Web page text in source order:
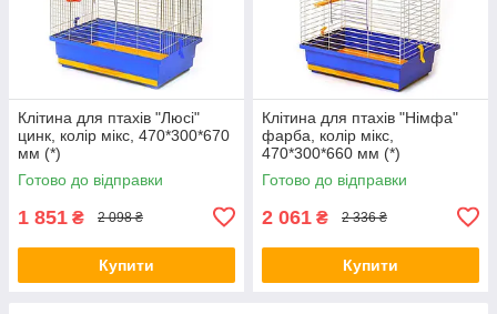
Клітина для птахів "Люсі"
цинк, колір мікс, 470*300*670
мм (*)
Готово до відправки
1 851 ₴ 2 098 ₴
Купити
Клітина для птахів "Німфа"
фарба, колір мікс,
470*300*660 мм (*)
Готово до відправки
2 061 ₴ 2 336 ₴
Купити